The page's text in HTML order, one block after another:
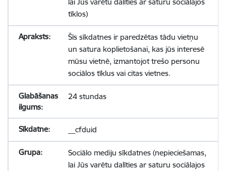
tīklos)
Šīs sīkdatnes ir paredzētas tādu vietņu
un satura koplietošanai, kas jūs interesē
mūsu vietnē, izmantojot trešo personu
sociālos tīklus vai citas vietnes.
24 stundas
__cfduid
Sociālo mediju sīkdatnes (nepieciešamas,
lai Jūs varētu dalīties ar saturu sociālajos